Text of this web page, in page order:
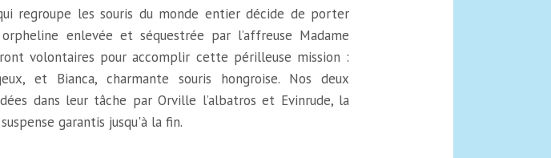
regroupe les souris du monde entier décide de porter
enlevée et séquestrée par l’affreuse Madame
volontaires pour accomplir cette périlleuse mission :
et Bianca, charmante souris hongroise. Nos deux
dans leur tâche par Orville l’albatros et Evinrude, la
garantis jusqu'à la fin.